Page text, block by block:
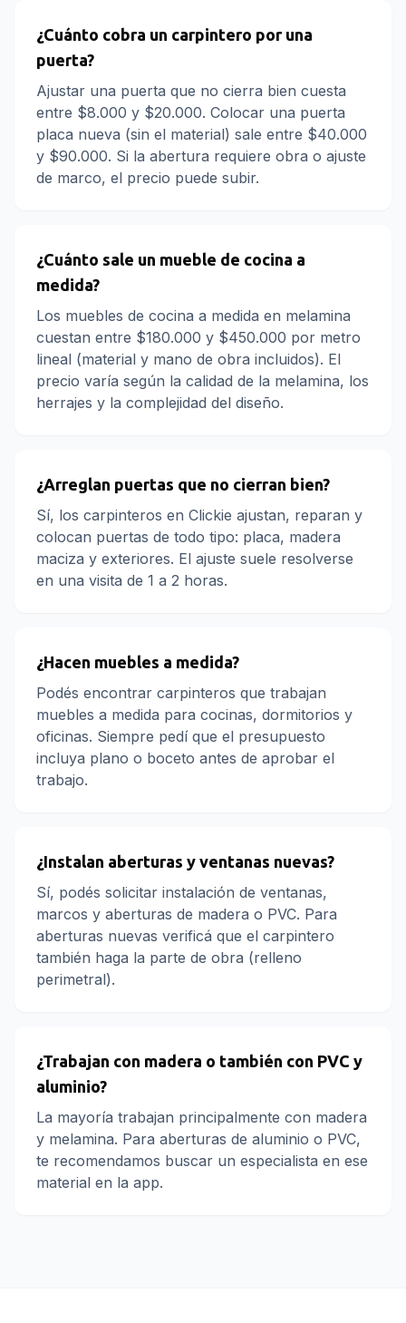
¿Cuánto cobra un carpintero por una
puerta?
Ajustar una puerta que no cierra bien cuesta
entre $8.000 y $20.000. Colocar una puerta
placa nueva (sin el material) sale entre $40.000
y $90.000. Si la abertura requiere obra o ajuste
de marco, el precio puede subir.
¿Cuánto sale un mueble de cocina a
medida?
Los muebles de cocina a medida en melamina
cuestan entre $180.000 y $450.000 por metro
lineal (material y mano de obra incluidos). El
precio varía según la calidad de la melamina, los
herrajes y la complejidad del diseño.
¿Arreglan puertas que no cierran bien?
Sí, los carpinteros en Clickie ajustan, reparan y
colocan puertas de todo tipo: placa, madera
maciza y exteriores. El ajuste suele resolverse
en una visita de 1 a 2 horas.
¿Hacen muebles a medida?
Podés encontrar carpinteros que trabajan
muebles a medida para cocinas, dormitorios y
oficinas. Siempre pedí que el presupuesto
incluya plano o boceto antes de aprobar el
trabajo.
¿Instalan aberturas y ventanas nuevas?
Sí, podés solicitar instalación de ventanas,
marcos y aberturas de madera o PVC. Para
aberturas nuevas verificá que el carpintero
también haga la parte de obra (relleno
perimetral).
¿Trabajan con madera o también con PVC y
aluminio?
La mayoría trabajan principalmente con madera
y melamina. Para aberturas de aluminio o PVC,
te recomendamos buscar un especialista en ese
material en la app.